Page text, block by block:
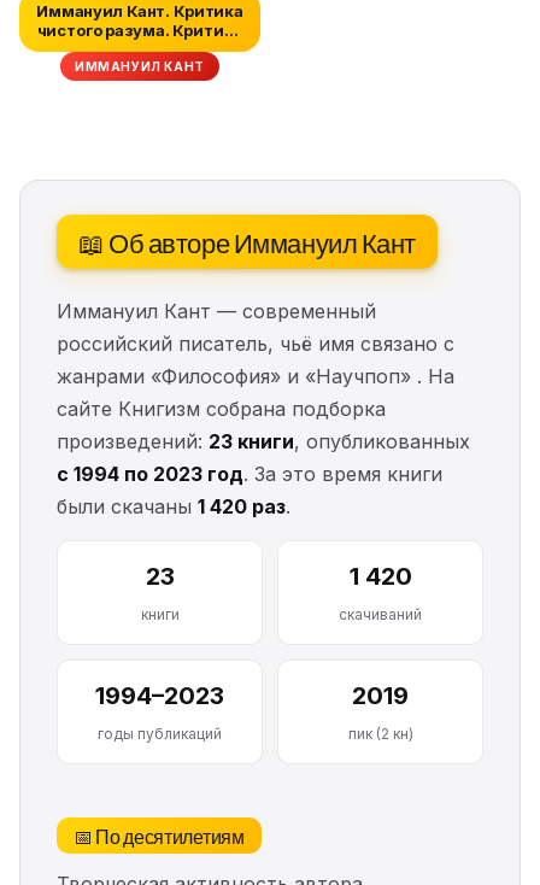
Иммануил Кант. Критика
чистого разума. Критика
пра...
ИММАНУИЛ КАНТ
📖 Об авторе Иммануил Кант
Иммануил Кант — современный
российский писатель, чьё имя связано с
жанрами «Философия» и «Научпоп» . На
сайте Книгизм собрана подборка
произведений: 23 книги, опубликованных
с 1994 по 2023 год. За это время книги
были скачаны 1 420 раз.
23
книги
1 420
скачиваний
1994–2023
годы публикаций
2019
пик (2 кн)
📅 По десятилетиям